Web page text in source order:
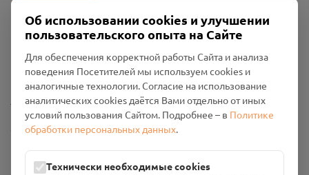
Пользовательское соглашение
Политика конфиденциальности
Промо-материалы
Настройки cookies
Общество с ограниченной ответственностью «Смоленский
ИНН: 6700029207 ОГРН: 1256700001986
Об использовании cookies и улучшении
пользовательского опыта на Сайте
Для обеспечения корректной работы Сайта и анализа
поведения Посетителей мы используем cookies и
аналогичные технологии. Согласие на использование
аналитических cookies даётся Вами отдельно от иных
условий пользования Сайтом. Подробнее – в Политике
обработки персональных данных.
Технически необходимые cookies